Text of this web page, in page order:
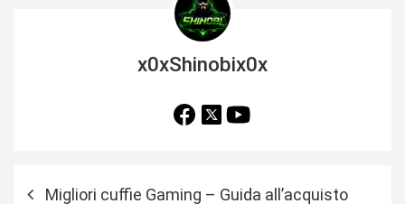
x0xShinobix0x
Migliori cuffie Gaming – Guida all’acquisto